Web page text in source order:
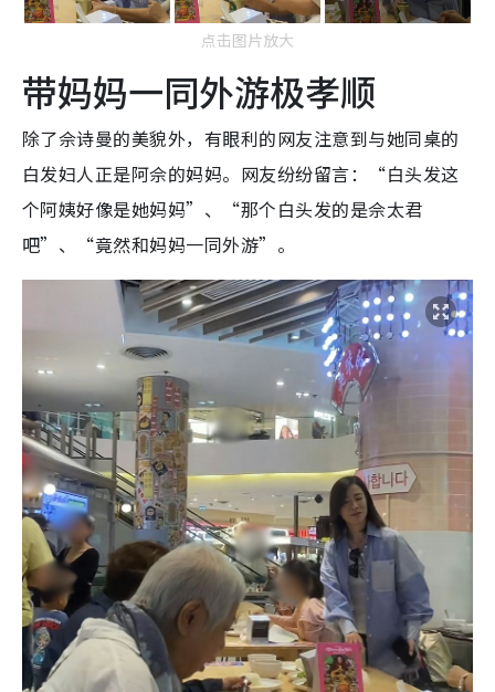
点击图片放大
带妈妈一同外游极孝顺
除了佘诗曼的美貌外，有眼利的网友注意到与她同桌的
白发妇人正是阿佘的妈妈。网友纷纷留言：“白头发这
个阿姨好像是她妈妈”、“那个白头发的是佘太君
吧”、“竟然和妈妈一同外游”。